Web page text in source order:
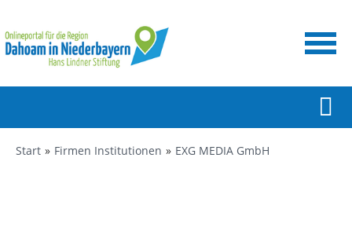
Start Firmen Institutionen EXG MEDIA GmbH